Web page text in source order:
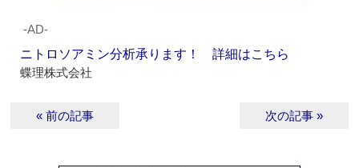
‐AD‐
ニトロソアミン分析承ります！ 詳細はこちら
蝶理株式会社
« 前の記事 次の記事 »